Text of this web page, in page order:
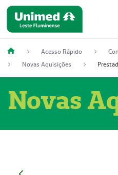
Acesso Rápido
Novas Aquisições
Novas